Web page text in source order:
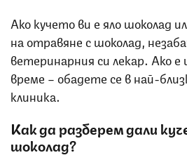
Ако кучето ви е яло шоколад
на отравяне с шоколад,
ветеринарния си лекар. Ако
време – обадете се в най-
клиника.
Как да разберем дали
шоколад?